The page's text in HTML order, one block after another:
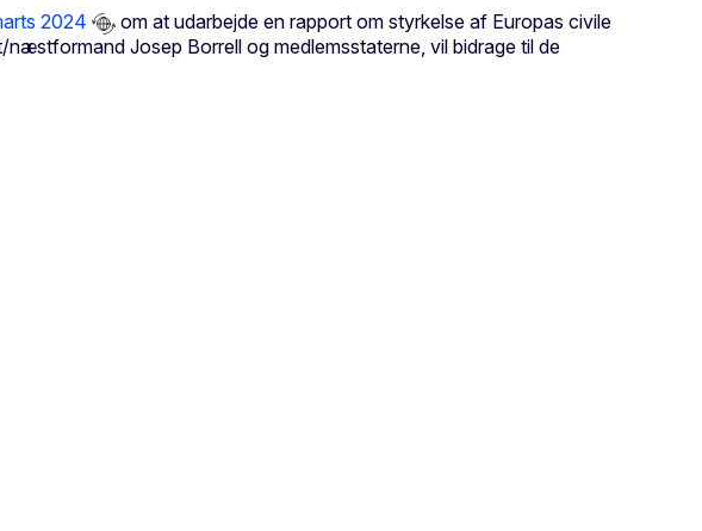
2024
om at udarbejde en rapport om styrkelse af Europas civile
Josep Borrell og medlemsstaterne, vil bidrage til de